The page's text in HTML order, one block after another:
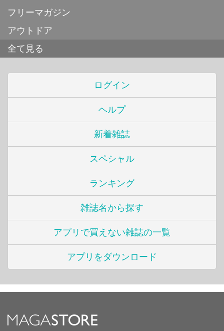
フリーマガジン
アウトドア
全て見る
ログイン
ヘルプ
新着雑誌
スペシャル
ランキング
雑誌名から探す
アプリで買えない雑誌の一覧
アプリをダウンロード